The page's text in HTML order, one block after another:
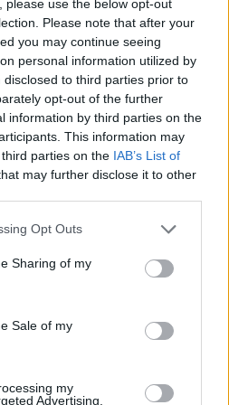
please use the below opt-out
Please note that after your
you may continue seeing
personal information utilized by
to third parties prior to
opt-out of the further
information by third parties on the
This information may
parties on the IAB’s List of
may further disclose it to other
Opt Outs
Sharing of my
Sale of my
my
Advertising.
Zjarri masiv në Malin e
Krujës vihet nën kontroll/
Qytetaret nuk heqin dorë,
kërkojnë ndryshim të